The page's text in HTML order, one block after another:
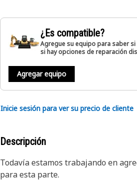
¿Es compatible?
Agregue su equipo para saber
si hay opciones de reparación
Agregar equipo
Inicie sesión para ver su precio de cliente
Descripción
Todavía estamos trabajando en
para esta parte.